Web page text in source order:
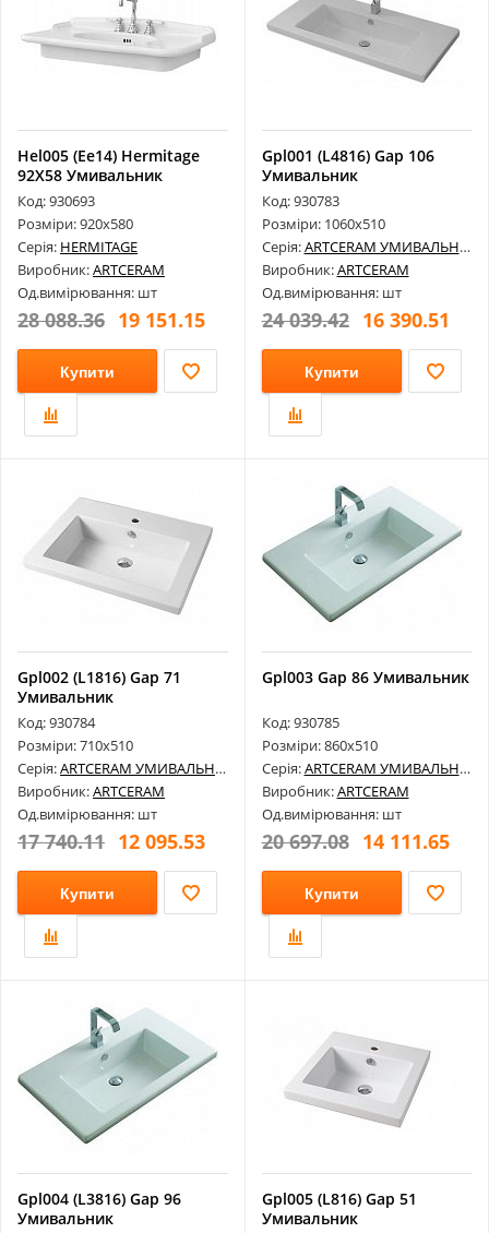
Hel005 (Ee14) Hermitage
92Х58 Умивальник
Код: 930693
Розміри: 920х580
Серія: HERMITAGE
Виробник:ARTCERAM
Од.вимірювання: шт
28 088.36 19 151.15
Купити
Gpl001 (L4816) Gap 106
Умивальник
Код: 930783
Розміри: 1060х510
Серія:ARTCERAM УМИВАЛЬНИКИ
Виробник:ARTCERAM
Од.вимірювання: шт
24 039.42 16 390.51
Купити
Gpl002 (L1816) Gap 71
Умивальник
Код: 930784
Розміри: 710х510
Серія:ARTCERAM УМИВАЛЬНИКИ
Виробник:ARTCERAM
Од.вимірювання: шт
17 740.11 12 095.53
Купити
Gpl003 Gap 86 Умивальник
Код: 930785
Розміри: 860х510
Серія:ARTCERAM УМИВАЛЬНИКИ
Виробник:ARTCERAM
Од.вимірювання: шт
20 697.08 14 111.65
Купити
Gpl004 (L3816) Gap 96
Умивальник
Gpl005 (L816) Gap 51
Умивальник